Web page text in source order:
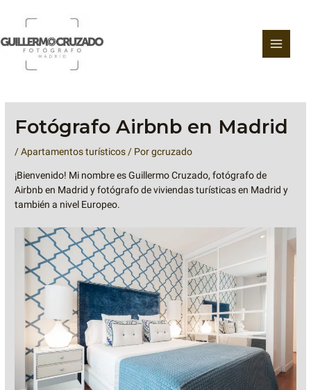
contenido
Fotógrafo Airbnb en Madrid
/Apartamentos turísticos / Porgcruzado
¡Bienvenido! Mi nombre es Guillermo Cruzado, fotógrafo de
Airbnb en Madrid y fotógrafo de viviendas turísticas en Madrid y
también a nivel Europeo.